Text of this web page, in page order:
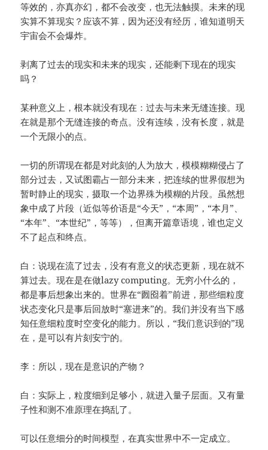
等效的，亦真亦幻，都不会改变，也无法触摸。未来的现
实算不算现实？应该不算，因为还没有经历，谁知道明天
宇宙会不会爆炸。
剥离了过去的现实和未来的现实，还能剩下现在的现实
吗？
某种意义上，根本就没有现在：过去与未来无缝连接。现
在就是那个无缝连接的奇点。没有连续，没有长度，就是
一个无限小的点。
一切的所谓现在都是对此刻的人为放大，模模糊糊侵占了
部分过去，又试图霸占一部分未来，把连续的世界假想为
暂时静止的现实，摄取一个边界殊为模糊的片段。虽然想
象中成了片段（近似等价语是“今天”，“本周”，“本月”、
“本年”、“本世纪”，等等），但离开篇章语境，谁也定义
不了起点和终点。
白：说现在流了过去，没有有意义的状态更新，现在就不
算过去。现在是在做lazy computing。无穷小什么的，
都是事后想象出来的。世界在“囫囵着”前进，那些细粒度
状态变化只是事后回放时“塞进来”的。我们并没有当下感
知任意细粒度时空变化的能力。所以，“我们意识到的”现
在，是可以有片刻安宁的。
李：所以，现在是意识的产物？
白：实际上，粒度细到足够小，就进入量子层面。又有量
子性和测不准原理在捣乱了。
可以任意细分的时间模型，在真实世界中不一定成立。